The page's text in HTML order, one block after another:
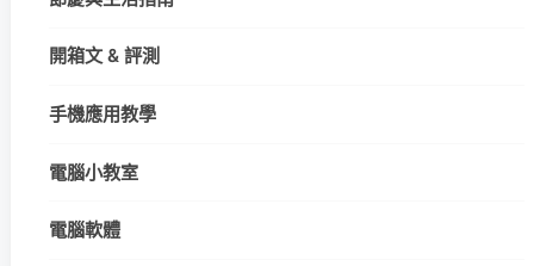
開箱文 & 評測
手機應用教學
電腦小教室
電腦軟體